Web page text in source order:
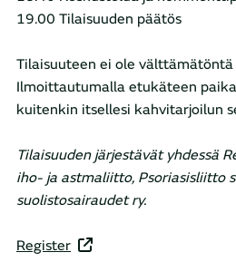
19.00 Tilaisuuden päätös
Tilaisuuteen ei ole
Ilmoittautumalla etukäteen
kuitenkin itsellesi kahvitarjoilun
Tilaisuuden järjestävät yhdessä
iho- ja astmaliitto, Psoriasisliitto
suolistosairaudet ry.
Register